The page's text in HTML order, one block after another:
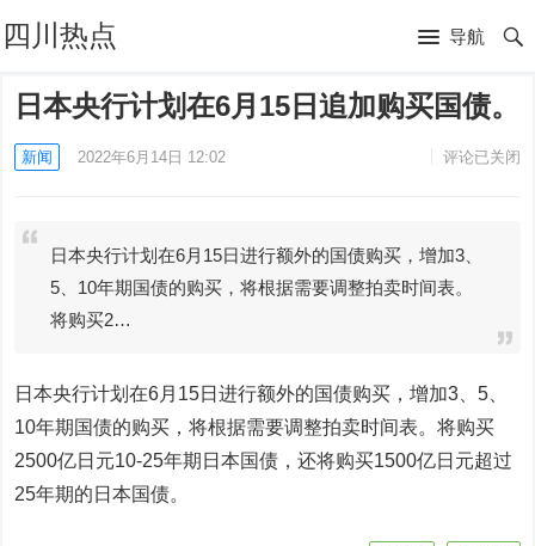
四川热点 导航
日本央行计划在6月15日追加购买国债。
新闻 2022年6月14日 12:02 评论已关闭
日本央行计划在6月15日进行额外的国债购买，增加3、
5、10年期国债的购买，将根据需要调整拍卖时间表。
将购买2…
日本央行计划在6月15日进行额外的国债购买，增加3、5、
10年期国债的购买，将根据需要调整拍卖时间表。将购买
2500亿日元10-25年期日本国债，还将购买1500亿日元超过
25年期的日本国债。